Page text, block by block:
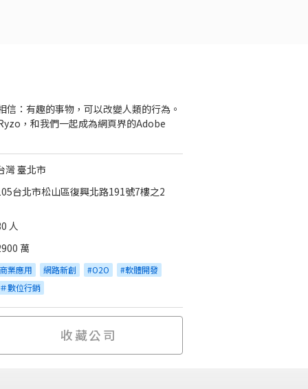
信：有趣的事物，可以改變人類的行為。
，和我們一起成為網頁界的Adobe
灣 臺北市
台北市松山區復興北路191號7樓之2
人
萬
商業應用 網路新創 #O2O
#軟體開發
＃數位行銷
收藏公司